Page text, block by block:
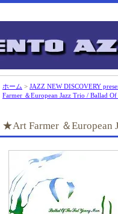
ホーム > JAZZ NEW DISCOVERY
Farmer ＆European Jazz Trio / Ballad
★Art Farmer ＆European